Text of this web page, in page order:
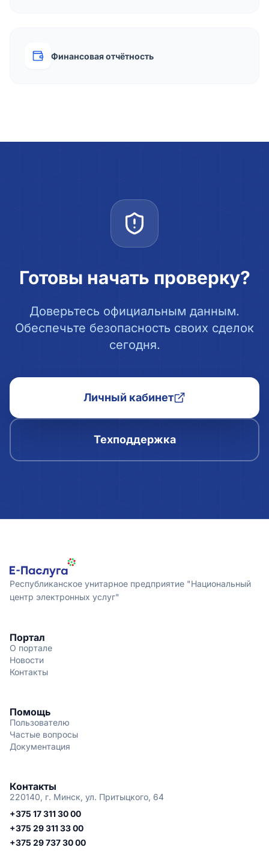
Финансовая отчётность
Готовы начать проверку?
Доверьтесь официальным данным.
Обеспечьте безопасность своих сделок
сегодня.
Личный кабинет
Техподдержка
Республиканское унитарное предприятие "Национальный
центр электронных услуг"
Портал
О портале
Новости
Контакты
Помощь
Пользователю
Частые вопросы
Документация
Контакты
220140, г. Минск, ул. Притыцкого, 64
+375 17 311 30 00
+375 29 311 33 00
+375 29 737 30 00